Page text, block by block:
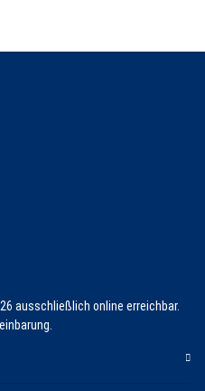
ausschließlich online erreichbar.